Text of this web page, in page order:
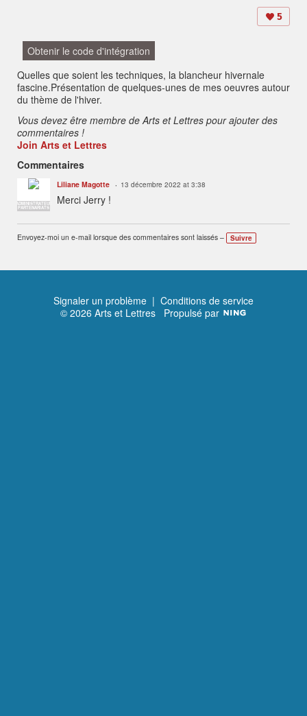
u
e
s:
5
Obtenir le code d'intégration
Quelles que soient les techniques, la blancheur hivernale
fascine.Présentation de quelques-unes de mes oeuvres autour
du thème de l'hiver.
Vous devez être membre de Arts et Lettres pour ajouter des
commentaires !
Join Arts et Lettres
Commentaires
ADMINISTRATEUR
PARTENARIATS
Liliane Magotte 13 décembre 2022 at 3:38
Merci Jerry !
Envoyez-moi un e-mail lorsque des commentaires sont laissés – Suivre
Signaler un problème | Conditions de service
© 2026 Arts et Lettres Propulsé par